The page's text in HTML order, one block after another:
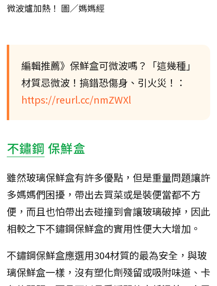
微波爐加熱！ 圖／媽媽經
編輯推薦》保鮮盒可微波嗎？「這幾種」
材質忌微波！搞錯恐傷身、引火災！：
https://reurl.cc/nmZWXl
不鏽鋼 保鮮盒
雖然玻璃保鮮盒有許多優點，但是重量問題讓許
多媽媽們困擾，帶出去買菜或是裝便當都不方
便，而且也怕帶出去碰撞到會讓玻璃破掉，因此
相較之下不鏽鋼保鮮盒的實用性便大大增加。
不鏽鋼保鮮盒應選用304材質的最為安全，與玻
璃保鮮盒一樣，沒有塑化劑殘留或吸附味道、卡